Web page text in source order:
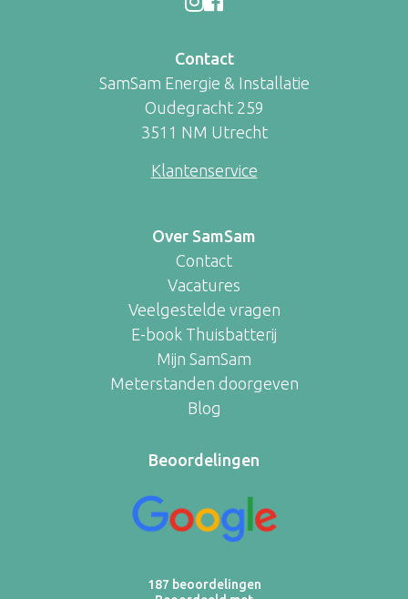
Contact
SamSam Energie & Installatie
Oudegracht 259
3511 NM Utrecht
Klantenservice
Over SamSam
Contact
Vacatures
Veelgestelde vragen
E-book Thuisbatterij
Mijn SamSam
Meterstanden doorgeven
Blog
Beoordelingen
187 beoordelingen